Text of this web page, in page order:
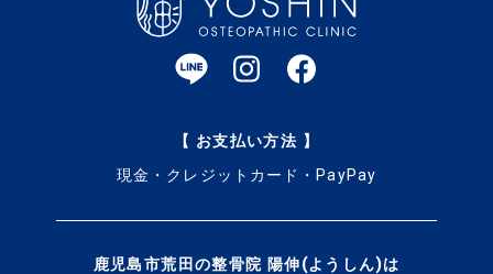
【 お支払い方法 】
現金・クレジットカード・PayPay
鹿児島市荒田の整骨院 陽伸(ようしん)は